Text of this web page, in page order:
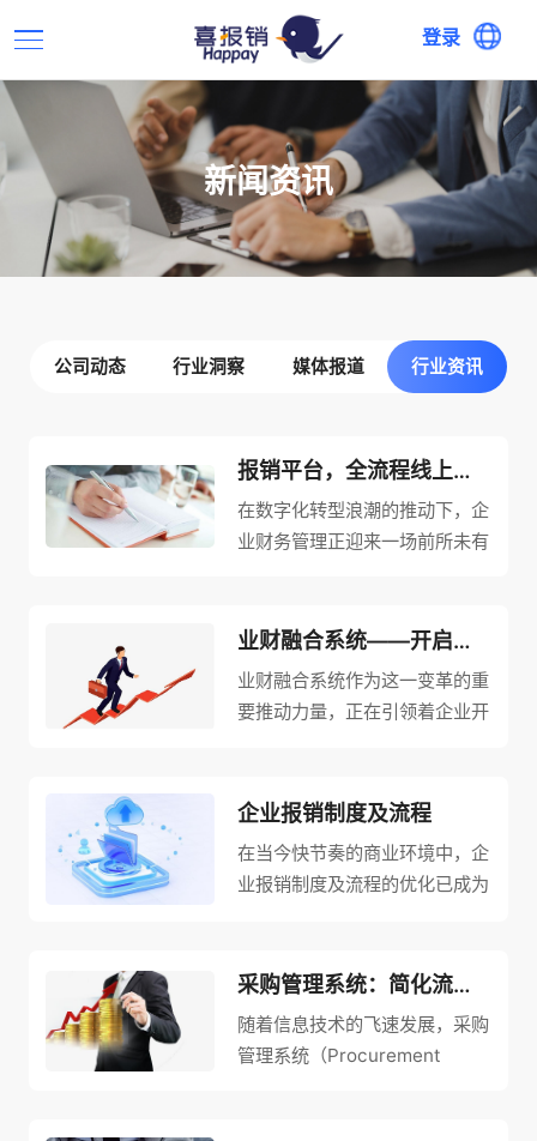
登录
新闻资讯
公司动态 行业洞察 媒体报道 行业资讯
报销平台，全流程线上审批，无需跑腿
在数字化转型浪潮的推动下，企
业财务管理正迎来一场前所未有
速吸引了众多企业和员工的关
注。
业财融合系统——开启无纸化报销新模式
业财融合系统作为这一变革的重
要推动力量，正在引领着企业开
精度。
企业报销制度及流程
在当今快节奏的商业环境中，企
业报销制度及流程的优化已成为
采购管理系统：简化流程与成本控制的智慧引擎
随着信息技术的飞速发展，采购
管理系统​（Procurement